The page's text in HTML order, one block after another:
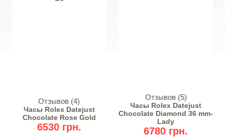
Отзывов (4)
Часы Rolex Datejust
Chocolate Rose Gold
6530 грн.
Отзывов (5)
Часы Rolex Datejust
Chocolate Diamond 36 mm-
Lady
6780 грн.